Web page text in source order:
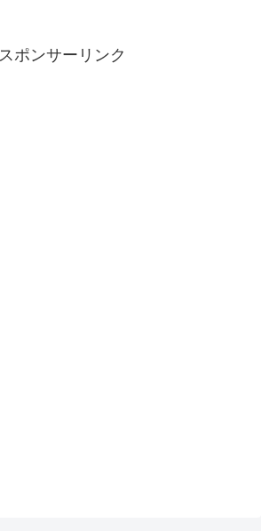
スポンサーリンク